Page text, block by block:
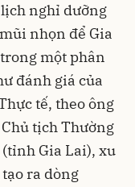
nghỉ dưỡng
nhọn để Gia
một phân
đánh giá của
tế, theo ông
tịch Thường
Gia Lai), xu
ra dòng